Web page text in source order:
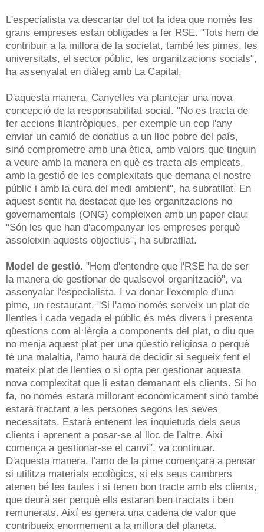
L'especialista va descartar del tot la idea que només les
grans empreses estan obligades a fer RSE. "Tots hem de
contribuir a la millora de la societat, també les pimes, les
universitats, el sector públic, les organitzacions socials",
ha assenyalat en diàleg amb La Capital.
D'aquesta manera, Canyelles va plantejar una nova
concepció de la responsabilitat social. "No es tracta de
fer accions filantròpiques, per exemple un cop l'any
enviar un camió de donatius a un lloc pobre del país,
sinó comprometre amb una ètica, amb valors que tinguin
a veure amb la manera en què es tracta als empleats,
amb la gestió de les complexitats que demana el nostre
públic i amb la cura del medi ambient", ha subratllat. En
aquest sentit ha destacat que les organitzacions no
governamentals (ONG) compleixen amb un paper clau:
"Són les que han d'acompanyar les empreses perquè
assoleixin aquests objectius", ha subratllat.
Model de gestió. "Hem d'entendre que l'RSE ha de ser
la manera de gestionar de qualsevol organització", va
assenyalar l'especialista. I va donar l'exemple d'una
pime, un restaurant. "Si l'amo només serveix un plat de
llenties i cada vegada el públic és més divers i presenta
qüestions com al·lèrgia a components del plat, o diu que
no menja aquest plat per una qüestió religiosa o perquè
té una malaltia, l'amo haurà de decidir si segueix fent el
mateix plat de llenties o si opta per gestionar aquesta
nova complexitat que li estan demanant els clients. Si ho
fa, no només estarà millorant econòmicament sinó també
estarà tractant a les persones segons les seves
necessitats. Estarà entenent les inquietuds dels seus
clients i aprenent a posar-se al lloc de l'altre. Així
comença a gestionar-se el canvi", va continuar.
D'aquesta manera, l'amo de la pime començarà a pensar
si utilitza materials ecològics, si els seus cambrers
atenen bé les taules i si tenen bon tracte amb els clients,
que deurà ser perquè ells estaran ben tractats i ben
remunerats. Així es genera una cadena de valor que
contribueix enormement a la millora del planeta.